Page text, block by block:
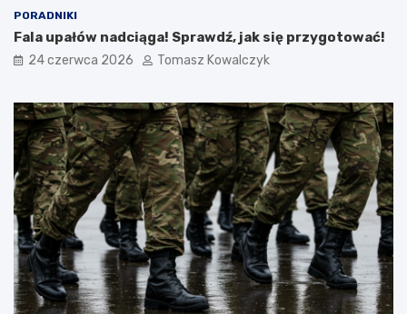
PORADNIKI
Fala upałów nadciąga! Sprawdź, jak się przygotować!
24 czerwca 2026 Tomasz Kowalczyk